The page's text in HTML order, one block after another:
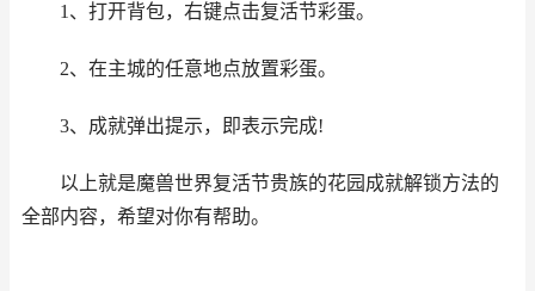
1、打开背包，右键点击复活节彩蛋。
2、在主城的任意地点放置彩蛋。
3、成就弹出提示，即表示完成!
以上就是魔兽世界复活节贵族的花园成就解锁方法的
全部内容，希望对你有帮助。